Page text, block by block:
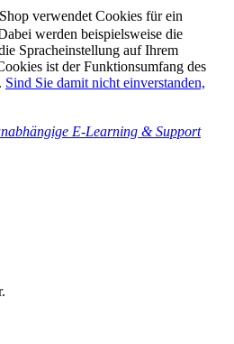
verwendet Cookies für ein
werden beispielsweise die
Spracheinstellung auf Ihrem
ist der Funktionsumfang des
Sind Sie damit nicht einverstanden,
E-Learning & Support